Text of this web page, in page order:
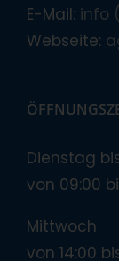
E-Mail: info
Webseite:
Dienstag
von 09:00
Mittwoch
von 14:00